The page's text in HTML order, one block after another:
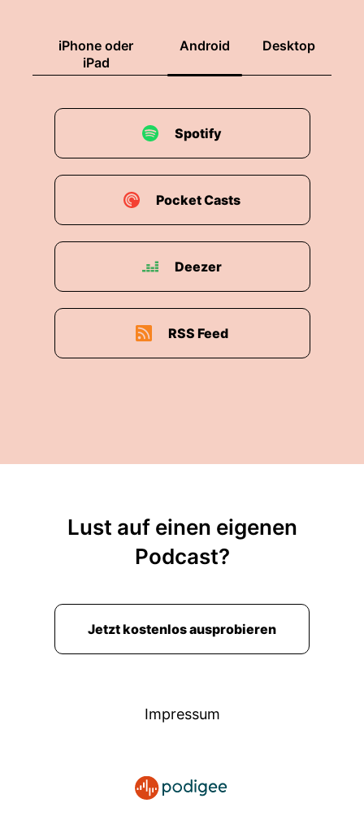
iPhone oder
iPad
Android Desktop
Spotify
Pocket Casts
Deezer
RSS Feed
Lust auf einen eigenen
Podcast?
Jetzt kostenlos ausprobieren
Impressum